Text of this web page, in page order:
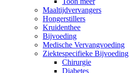
Maaltijdvervangers
Hongerstillers
Kruidenthee
Bijvoeding
Medische Vervangvoeding
Ziektespecifieke Bijvoeding
Chirurgie
Diabetes